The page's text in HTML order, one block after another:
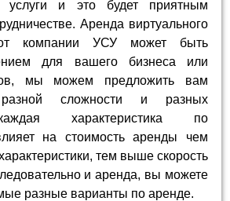
услуги и это будет приятным
Аренда виртуального
от компании УСУ может быть
для вашего бизнеса или
мы можем предложить вам
разной сложности и разных
характеристика по
на стоимость аренды чем
тем выше скорость
и аренда, вы можете
разные варианты по аренде.